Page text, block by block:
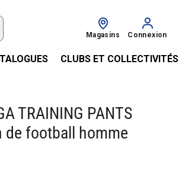
Magasins Connexion
CLUBS ET COLLECTIVITÉS
TRAINING PANTS
de football homme